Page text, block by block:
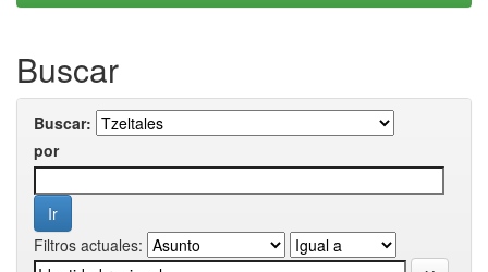
Buscar
Buscar:
por
Filtros actuales: